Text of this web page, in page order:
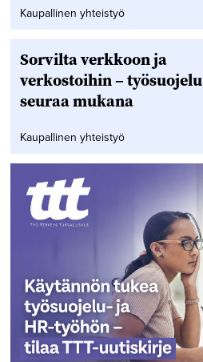
Kaupallinen yhteistyö
Sorvilta verkkoon ja
verkostoihin – työsuojelu
seuraa mukana
Kaupallinen yhteistyö